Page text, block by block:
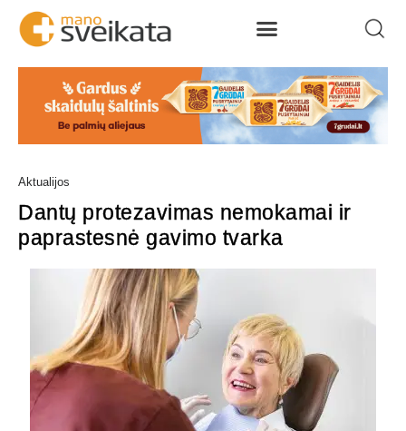
Aktualijos
Dantų protezavimas nemokamai ir
paprastesnė gavimo tvarka